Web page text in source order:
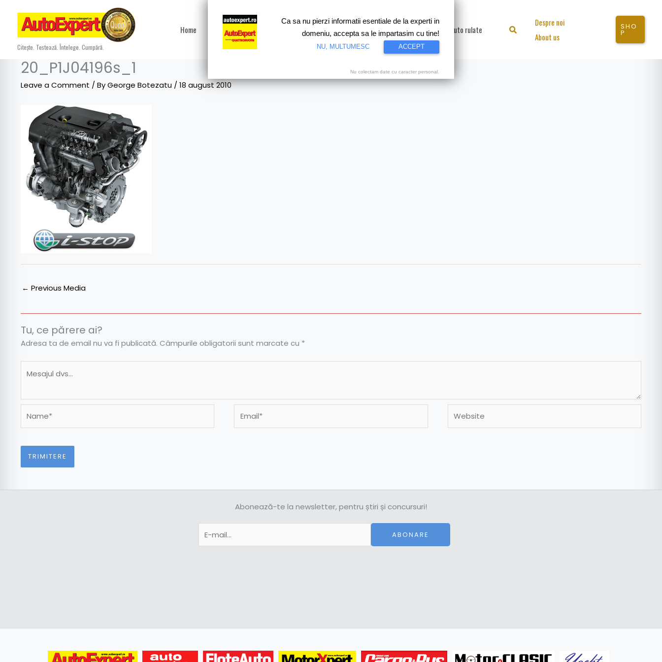
content
Citește. Testează. Întelege. Cumpără.
Home Test drive Motorsport Proiecte speciale Video Auto rulate Search
Despre noi
About us
SHO
P
20_P1J04196s_1
Leave a Comment / ByGeorge Botezatu / 18 august 2010
← Previous Media
Tu, ce părere ai?
Adresa ta de email nu va fi publicată. Câmpurile obligatorii sunt marcate cu *
Abonează-te la newsletter, pentru știri și concursuri!
ABONARE
Ca sa nu pierzi informatii esentiale de la experti in
domeniu, accepta sa le impartasim cu tine!
NU, MULTUMESC ACCEPT
Nu colectam date cu caracter personal.